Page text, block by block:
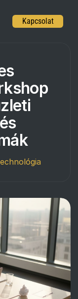
Kapcsolat